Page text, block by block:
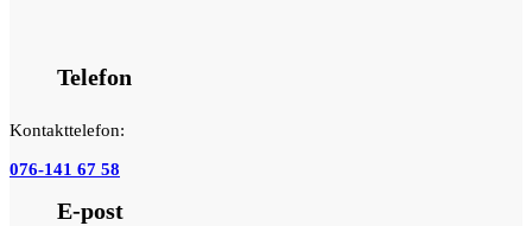
Telefon
Kontakttelefon:
076-141 67 58
E-post